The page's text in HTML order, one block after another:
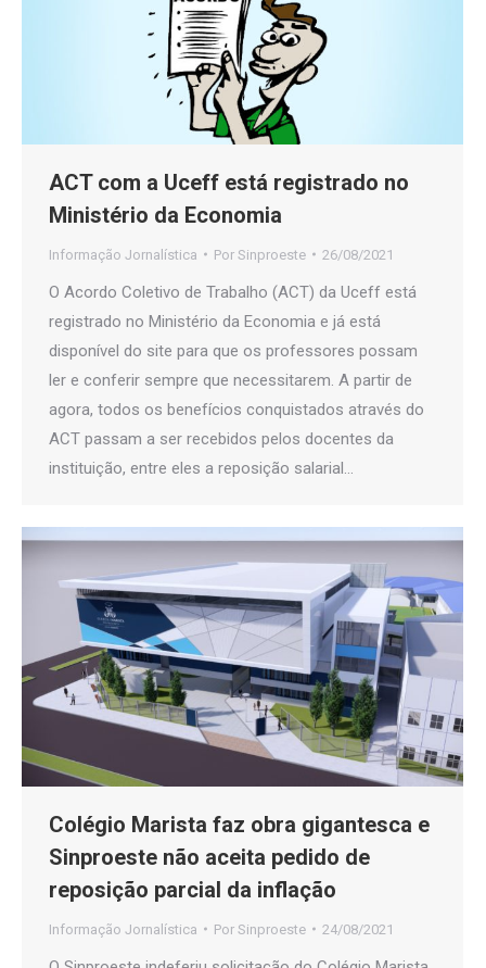
ACT com a Uceff está registrado no
Ministério da Economia
Informação Jornalística Por Sinproeste 26/08/2021
O Acordo Coletivo de Trabalho (ACT) da Uceff está
registrado no Ministério da Economia e já está
disponível do site para que os professores possam
ler e conferir sempre que necessitarem. A partir de
agora, todos os benefícios conquistados através do
ACT passam a ser recebidos pelos docentes da
instituição, entre eles a reposição salarial…
Colégio Marista faz obra gigantesca e
Sinproeste não aceita pedido de
reposição parcial da inflação
Informação Jornalística Por Sinproeste 24/08/2021